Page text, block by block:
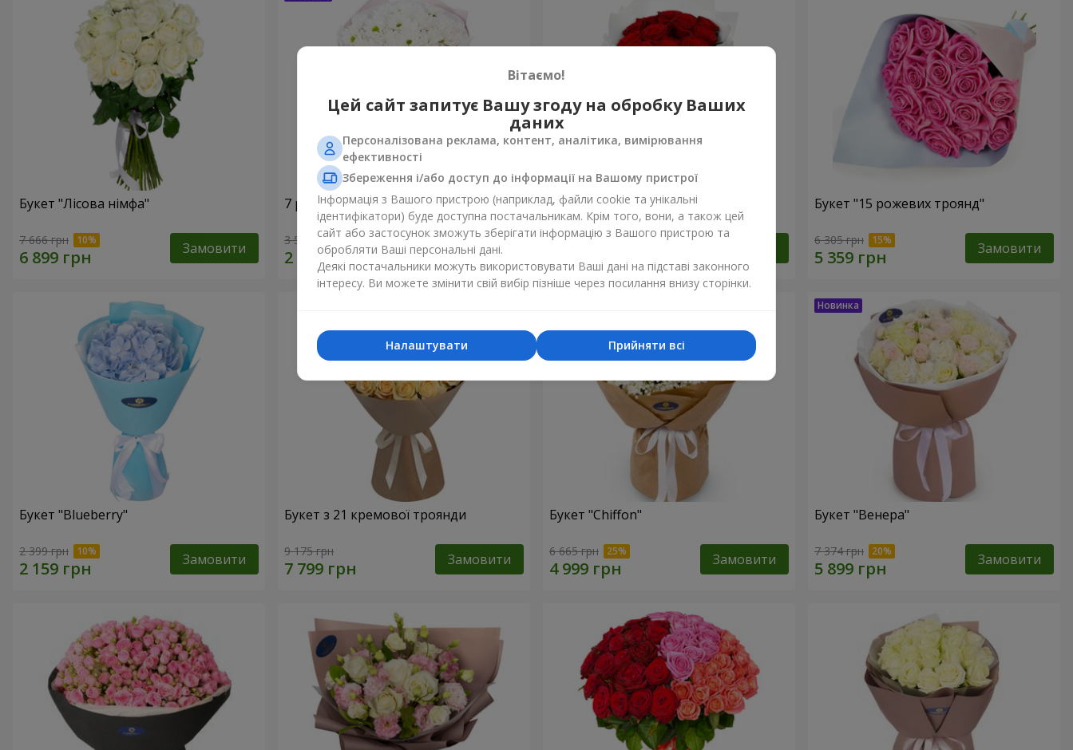
Букет "Лісова німфа"
7 666 грн Замовити
7 ромашкових хризантем
3 528 грн Замовити
Монобукет з 11 червоних троянд
5 124 грн
Букет "15 рожевих троянд"
6 305 грн Замовити
Букет "Blueberry"
2 399 грн Замовити
Букет з 21 кремової троянди
9 175 грн Замовити
Букет "Chiffon"
6 665 грн Замовити
Букет "Венера"
7 374 грн Замовити
Вітаємо!
Цей сайт запитує Вашу згоду на обробку Ваших
даних
Персоналізована реклама, контент, аналітика, вимірювання
ефективності
Збереження і/або доступ до інформації на Вашому пристрої
Інформація з Вашого пристрою (наприклад, файли cookie та унікальні
ідентифікатори) буде доступна постачальникам. Крім того, вони, а також цей
сайт або застосунок зможуть зберігати інформацію з Вашого пристрою та
обробляти Ваші персональні дані.
Деякі постачальники можуть використовувати Ваші дані на підставі законного
інтересу. Ви можете змінити свій вибір пізніше через посилання внизу сторінки.
Прийняти всі
Налаштувати